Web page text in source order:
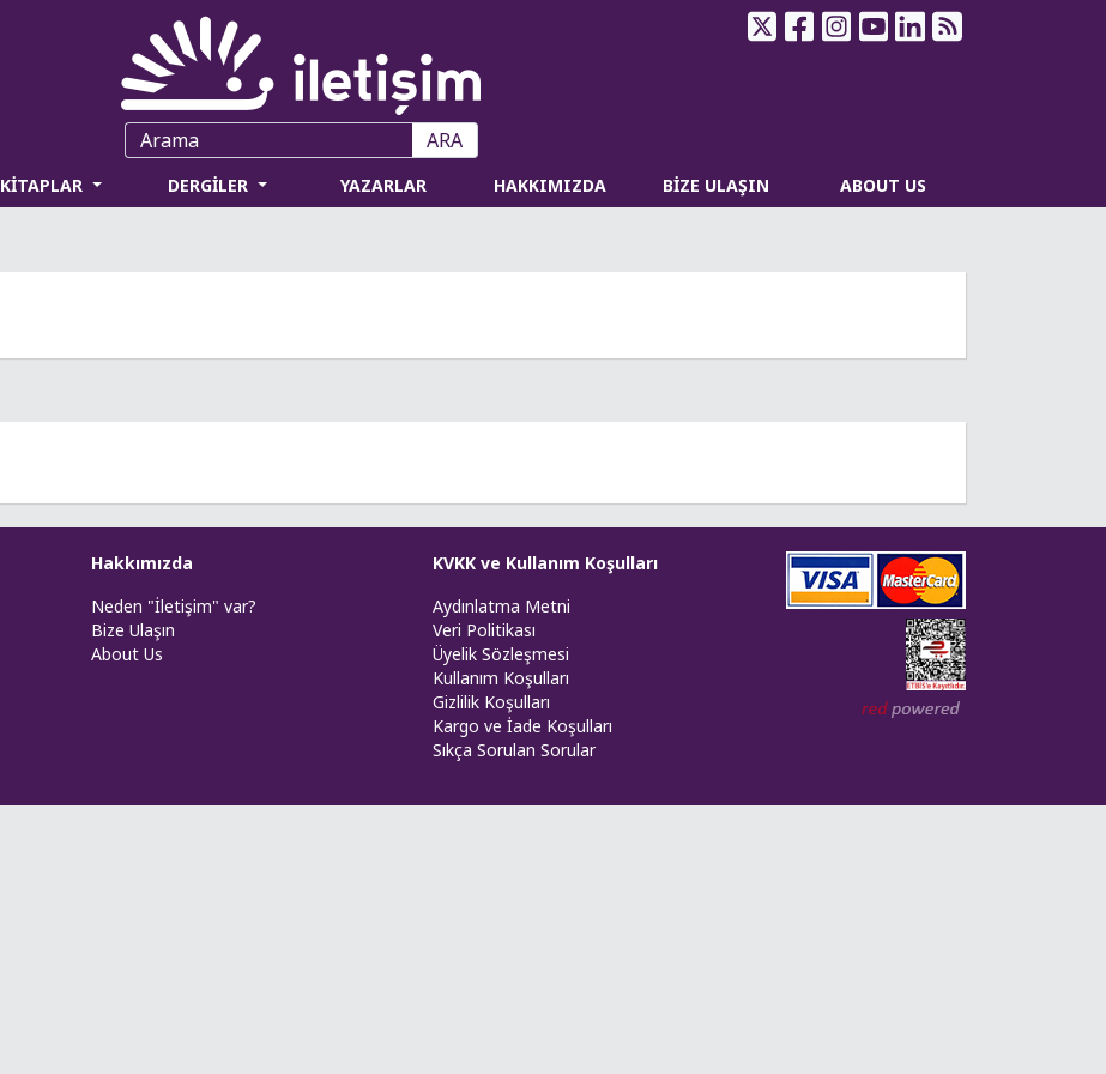
ARA
KİTAPLAR DERGİLER YAZARLAR HAKKIMIZDA BİZE ULAŞIN ABOUT US
Hakkımızda
Neden "İletişim" var?
Bize Ulaşın
About Us
KVKK ve Kullanım Koşulları
Aydınlatma Metni
Veri Politikası
Üyelik Sözleşmesi
Kullanım Koşulları
Gizlilik Koşulları
Kargo ve İade Koşulları
Sıkça Sorulan Sorular
Web tasarım: Red Bilişim